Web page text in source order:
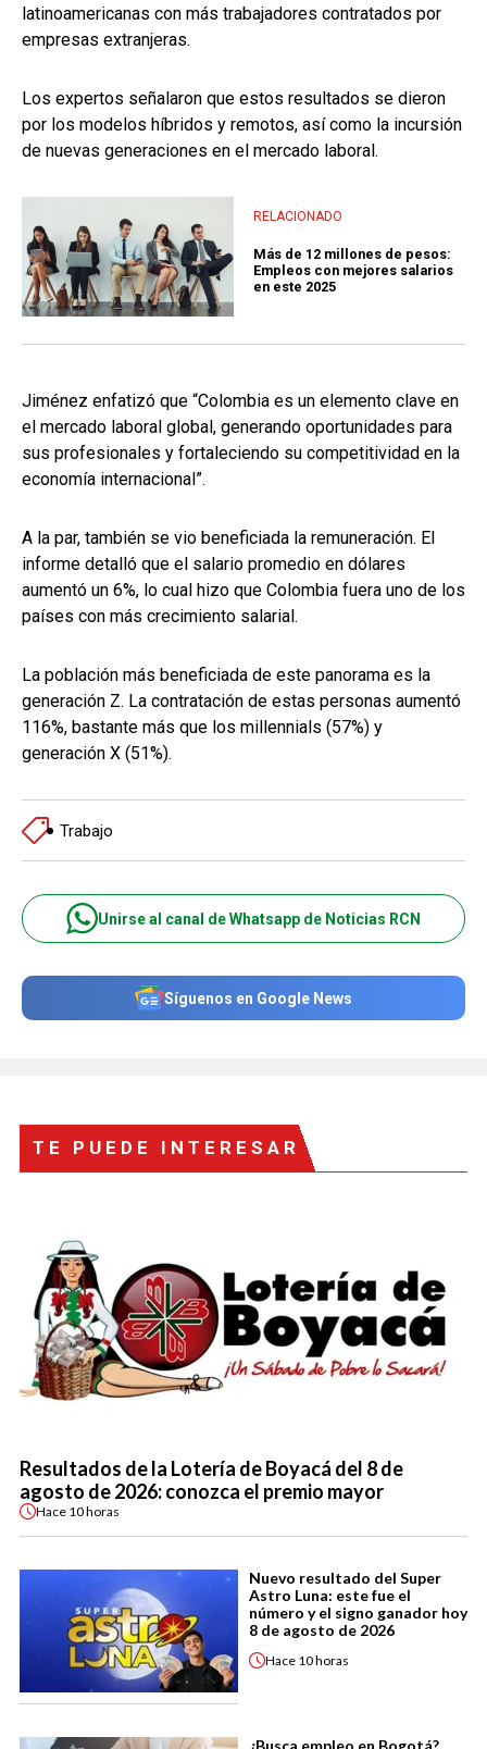
latinoamericanas con más trabajadores contratados por
empresas extranjeras.
Los expertos señalaron que estos resultados se dieron
por los modelos híbridos y remotos, así como la incursión
de nuevas generaciones en el mercado laboral.
RELACIONADO
Más de 12 millones de pesos:
Empleos con mejores salarios
en este 2025
Jiménez enfatizó que “Colombia es un elemento clave en
el mercado laboral global, generando oportunidades para
sus profesionales y fortaleciendo su competitividad en la
economía internacional”.
A la par, también se vio beneficiada la remuneración. El
informe detalló que el salario promedio en dólares
aumentó un 6%, lo cual hizo que Colombia fuera uno de los
países con más crecimiento salarial.
La población más beneficiada de este panorama es la
generación Z. La contratación de estas personas aumentó
116%, bastante más que los millennials (57%) y
generación X (51%).
Trabajo
Unirse al canal de Whatsapp de Noticias RCN
Síguenos en Google News
TE PUEDE INTERESAR
Resultados de la Lotería de Boyacá del 8 de
agosto de 2026: conozca el premio mayor
Hace 10 horas
Nuevo resultado del Super
Astro Luna: este fue el
número y el signo ganador hoy
8 de agosto de 2026
Hace 10 horas